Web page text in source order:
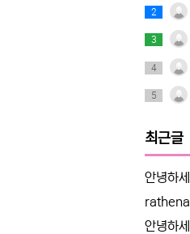
2
3
4
5
최근글